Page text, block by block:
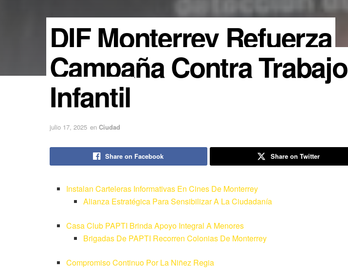
DIF Monterrey Refuerza
Campaña Contra Trabajo
Infantil
julio 17, 2025 en Ciudad
Share on Facebook Share on Twitter
Instalan Carteleras Informativas En Cines De Monterrey
Alianza Estratégica Para Sensibilizar A La Ciudadanía
Casa Club PAPTI Brinda Apoyo Integral A Menores
Brigadas De PAPTI Recorren Colonias De Monterrey
Compromiso Continuo Por La Niñez Regia